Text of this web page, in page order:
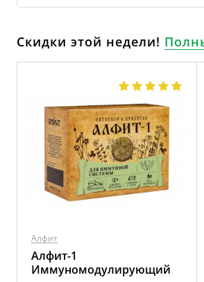
Скидки этой недели!
Алфит
Алфит-1
Иммуномодулирующий